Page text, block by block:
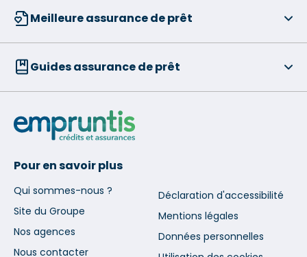
Meilleure assurance de prêt
Guides assurance de prêt
Pour en savoir plus
Qui sommes-nous ?
Site du Groupe
Nos agences
Nous contacter
Déclaration d'accessibilité
Mentions légales
Données personnelles